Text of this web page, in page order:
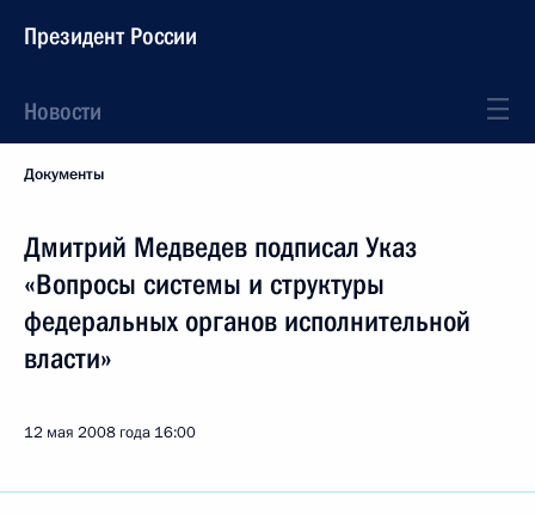
Президент России
Новости
Документы
Дмитрий Медведев подписал Указ
«Вопросы системы и структуры
федеральных органов исполнительной
власти»
12 мая 2008 года 16:00